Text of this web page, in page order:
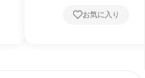
お気に入り